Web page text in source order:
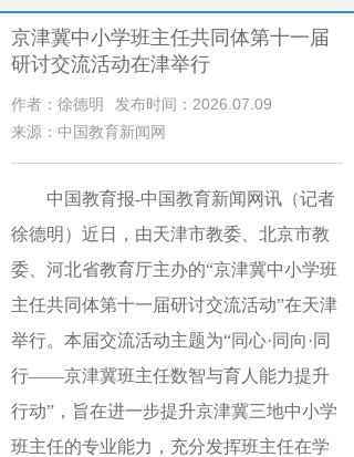
京津冀中小学班主任共同体第十一届
研讨交流活动在津举行
作者：徐德明
发布时间：2026.07.09
来源：中国教育新闻网
中国教育报-中国教育新闻网讯（记者
徐德明） 近日，由天津市教委、北京市教
委、河北省教育厅主办的“京津冀中小学班
主任共同体第十一届研讨交流活动”在天津
举行。本届交流活动主题为“同心·同向·同
行——京津冀班主任数智与育人能力提升
行动”，旨在进一步提升京津冀三地中小学
班主任的专业能力，充分发挥班主任在学